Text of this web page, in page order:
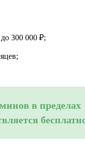
300 000 ₽;
в пределах